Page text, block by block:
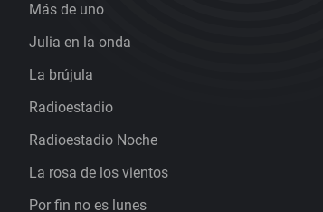
Más de uno
Julia en la onda
La brújula
Radioestadio
Radioestadio Noche
La rosa de los vientos
Por fin no es lunes